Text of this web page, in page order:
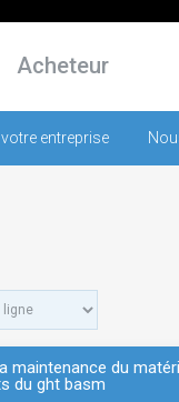
Acheteur
entreprise
maintenance du
du ght basm